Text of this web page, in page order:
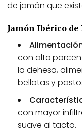
de jamón que
Jamón Ibérico
con alto
la dehesa,
bellotas y
con mayor
suave al tacto.